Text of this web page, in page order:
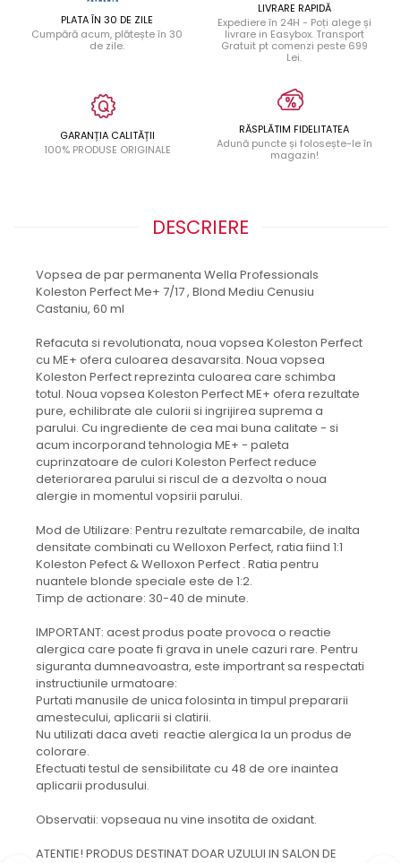
PLATA ÎN 30 DE ZILE
Cumpără acum, plătește în 30
de zile.
LIVRARE RAPIDĂ
Expediere în 24H - Poți alege și
livrare in Easybox. Transport
Gratuit pt comenzi peste 699
Lei.
GARANȚIA CALITĂȚII
100% PRODUSE ORIGINALE
RĂSPLĂTIM FIDELITATEA
Adună puncte și folosește-le în
magazin!
DESCRIERE
Vopsea de par permanenta Wella Professionals
Koleston Perfect Me+ 7/17 , Blond Mediu Cenusiu
Castaniu, 60 ml
Refacuta si revolutionata, noua vopsea Koleston Perfect
cu ME+ ofera culoarea desavarsita. Noua vopsea
Koleston Perfect reprezinta culoarea care schimba
totul. Noua vopsea Koleston Perfect ME+ ofera rezultate
pure, echilibrate ale culorii si ingrijirea suprema a
parului. Cu ingrediente de cea mai buna calitate - si
acum incorporand tehnologia ME+ - paleta
cuprinzatoare de culori Koleston Perfect reduce
deteriorarea parului si riscul de a dezvolta o noua
alergie in momentul vopsirii parului.
Mod de Utilizare: Pentru rezultate remarcabile, de inalta
densitate combinati cu Welloxon Perfect, ratia fiind 1:1
Koleston Pefect & Welloxon Perfect . Ratia pentru
nuantele blonde speciale este de 1:2.
Timp de actionare: 30-40 de minute.
IMPORTANT: acest produs poate provoca o reactie
alergica care poate fi grava in unele cazuri rare. Pentru
siguranta dumneavoastra, este importrant sa respectati
instructiunile urmatoare:
Purtati manusile de unica folosinta in timpul prepararii
amestecului, aplicarii si clatirii.
Nu utilizati daca aveti reactie alergica la un produs de
colorare.
Efectuati testul de sensibilitate cu 48 de ore inaintea
aplicarii produsului.
Observatii: vopseaua nu vine insotita de oxidant.
ATENTIE! PRODUS DESTINAT DOAR UZULUI IN SALON DE